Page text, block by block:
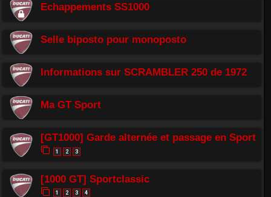
Echappements SS1000
Selle biposto pour monoposto
Informations sur SCRAMBLER 250 de 1972
Ma GT Sport
[GT1000] Garde alternée et passage en Sport
1 2 3
[1000 GT] Sportclassic
1 2 3 4